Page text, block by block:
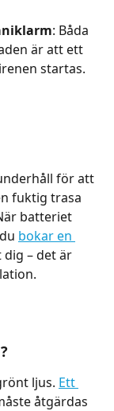
: Båda
är att ett
startas.
för att
fuktig trasa
batteriet
bokar en
– det är
ljus. Ett
åtgärdas